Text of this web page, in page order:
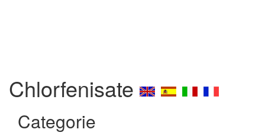
Chlorfenisate
Categorie